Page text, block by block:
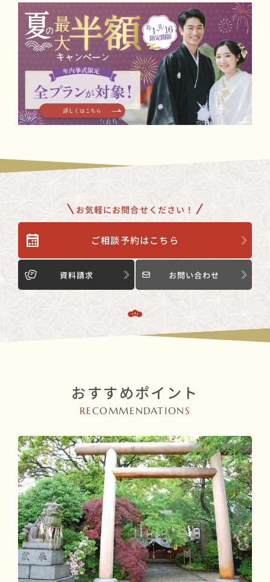
可能です。
お気軽にお問合せください！
ご相談予約はこちら
資料請求 お問い合わせ
おすすめポイント
RECOMMENDATION S